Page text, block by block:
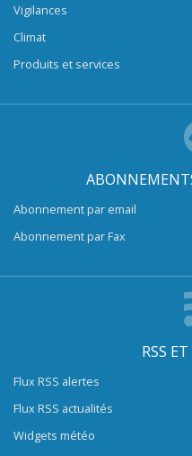
Vigilances
Climat
Produits et services
Abonnement par email
Abonnement par Fax
RSS
Flux RSS alertes
Flux RSS actualités
Widgets météo